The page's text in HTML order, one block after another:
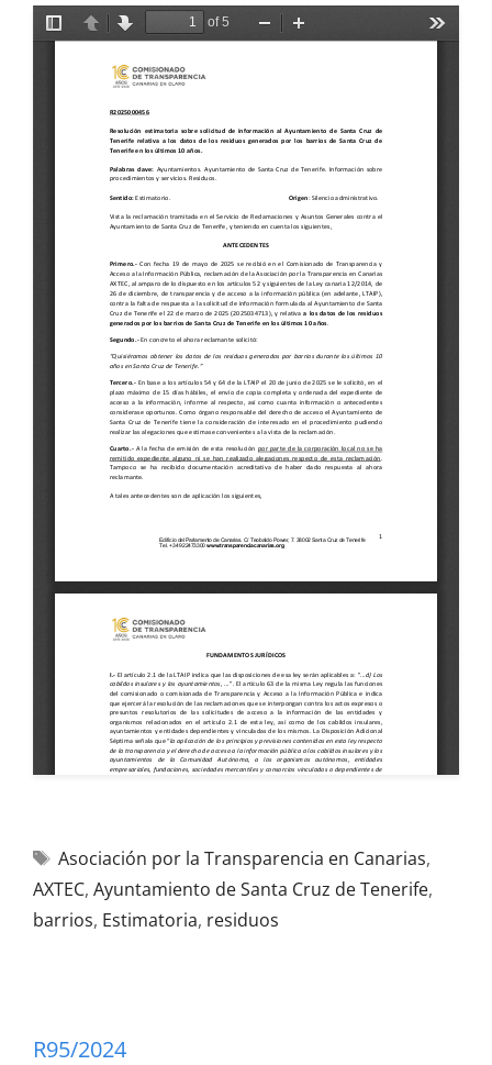
Asociación por la Transparencia en Canarias,
AXTEC, Ayuntamiento de Santa Cruz de Tenerife,
barrios, Estimatoria, residuos
R95/2024